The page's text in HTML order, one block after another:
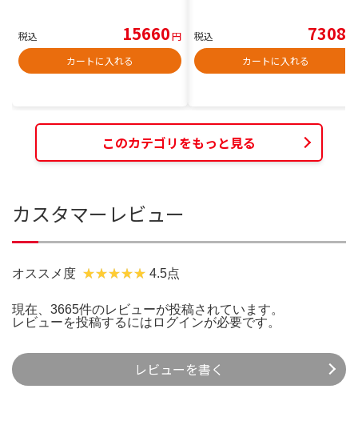
税込 15660円
カートに入れる
税込 7308
カートに入れる
このカテゴリをもっと見る
カスタマーレビュー
オススメ度 4.5点
現在、3665件のレビューが投稿されています。
レビューを投稿するには ログインが必要です。
レビューを書く